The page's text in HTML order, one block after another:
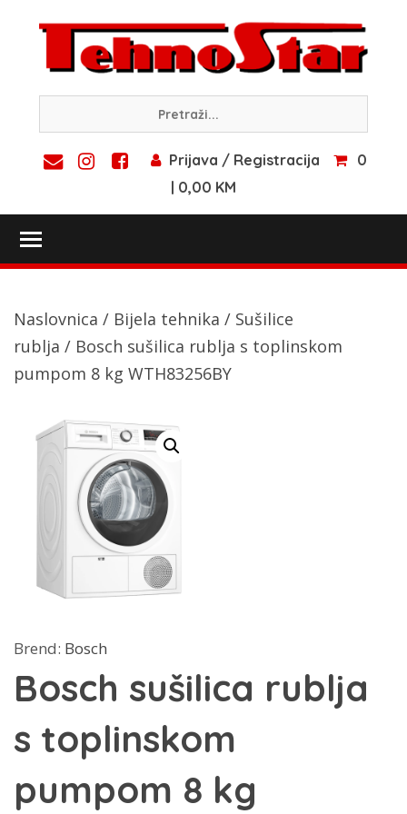
content
Prijava / Registracija
0
| 0,00 KM
Naslovnica / Bijela tehnika / Sušilice
rublja / Bosch sušilica rublja s toplinskom
pumpom 8 kg WTH83256BY
Brend: Bosch
Bosch sušilica rublja
s toplinskom
pumpom 8 kg